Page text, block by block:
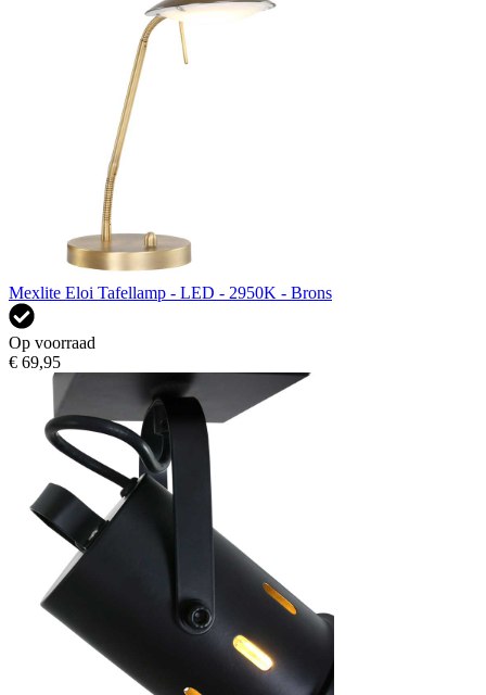
Mexlite Eloi Tafellamp - LED - 2950K - Brons
Op voorraad
€ 69,95